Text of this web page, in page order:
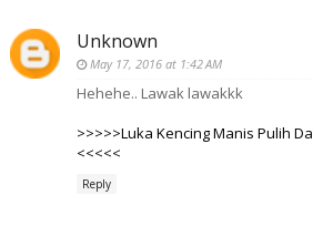
Unknown
May 17, 2016 at 1:42 AM
Hehehe.. Lawak lawakkk
>>>>>Luka Kencing Manis Pulih
<<<<<
Reply